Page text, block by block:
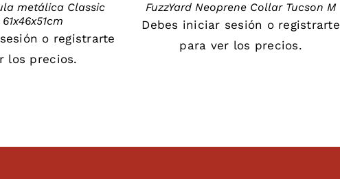
metálica Classic
o registrarte
los precios.
FuzzYard Neoprene Collar Tucson M
Debes iniciar sesión o registrarte
para ver los precios.